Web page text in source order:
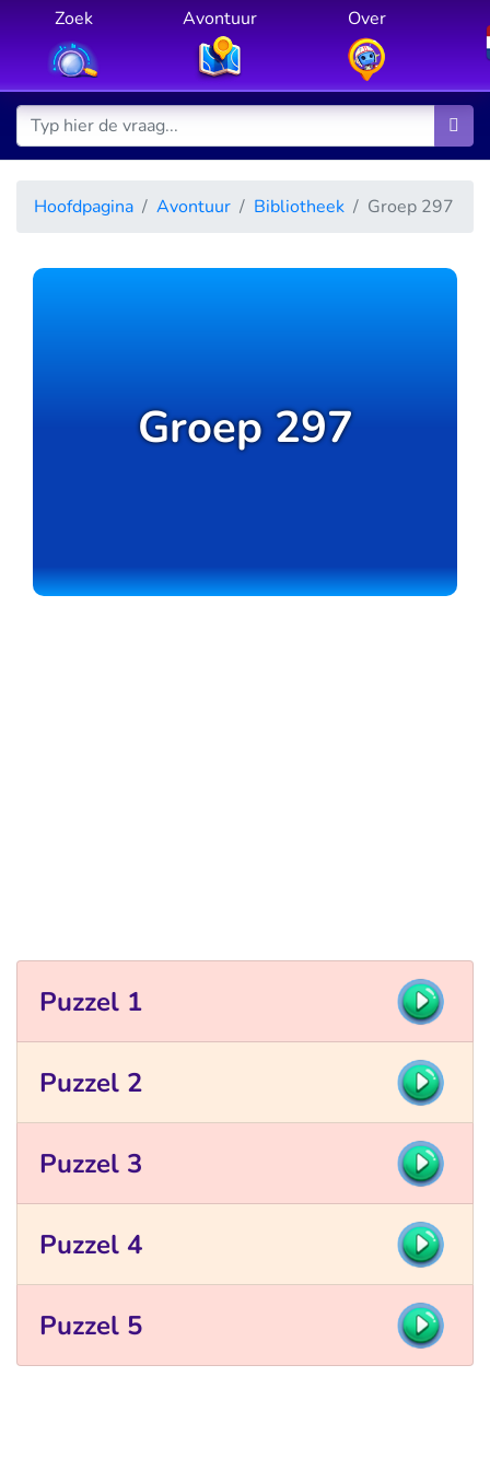
Zoek Avontuur Over
Hoofdpagina Avontuur Bibliotheek Groep 297
Groep 297
Puzzel 1
Puzzel 2
Puzzel 3
Puzzel 4
Puzzel 5